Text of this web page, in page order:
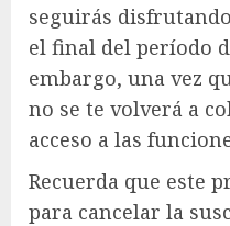
seguirás
el final del período
embargo, una vez
no se te volverá a
acceso a las
Recuerda que este
para cancelar la